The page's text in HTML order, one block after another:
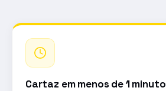
Cartaz em menos de 1 minuto